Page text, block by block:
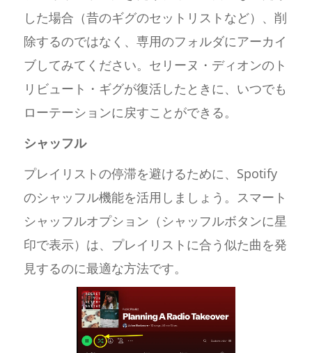
した場合（昔のギグのセットリストなど）、削
除するのではなく、専用のフォルダにアーカイ
ブしてみてください。セリーヌ・ディオンのト
リビュート・ギグが復活したときに、いつでも
ローテーションに戻すことができる。
シャッフル
プレイリストの停滞を避けるために、Spotify
のシャッフル機能を活用しましょう。スマート
シャッフルオプション（シャッフルボタンに星
印で表示）は、プレイリストに合う似た曲を発
見するのに最適な方法です。